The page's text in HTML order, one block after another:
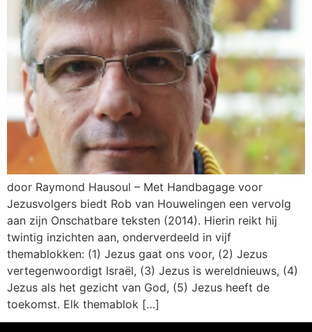
door Raymond Hausoul – Met Handbagage voor
Jezusvolgers biedt Rob van Houwelingen een vervolg
aan zijn Onschatbare teksten (2014). Hierin reikt hij
twintig inzichten aan, onderverdeeld in vijf
themablokken: (1) Jezus gaat ons voor, (2) Jezus
vertegenwoordigt Israël, (3) Jezus is wereldnieuws, (4)
Jezus als het gezicht van God, (5) Jezus heeft de
toekomst. Elk themablok […]